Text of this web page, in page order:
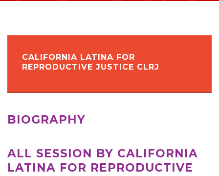
CALIFORNIA LATINA FOR
REPRODUCTIVE JUSTICE CLRJ
BIOGRAPHY
ALL SESSION BY CALIFORNIA
LATINA FOR REPRODUCTIVE